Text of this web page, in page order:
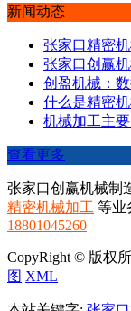
新闻动态
张家口精密
张家口创赢
创盈机械：
什么是精密
机械加工主
查看更多
张家口创赢机械制
精密机械加工 等业
18801045260
CopyRight © 版权
图 XML